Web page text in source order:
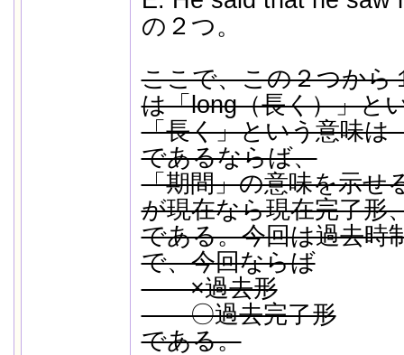
の２つ。
ここで、この２つから
は「long（長く）」と
「長く」という意味は
であるならば、
「期間」の意味を示せ
が現在なら現在完了形
である。今回は過去時
で、今回ならば
×過去形
〇過去完了形
である。